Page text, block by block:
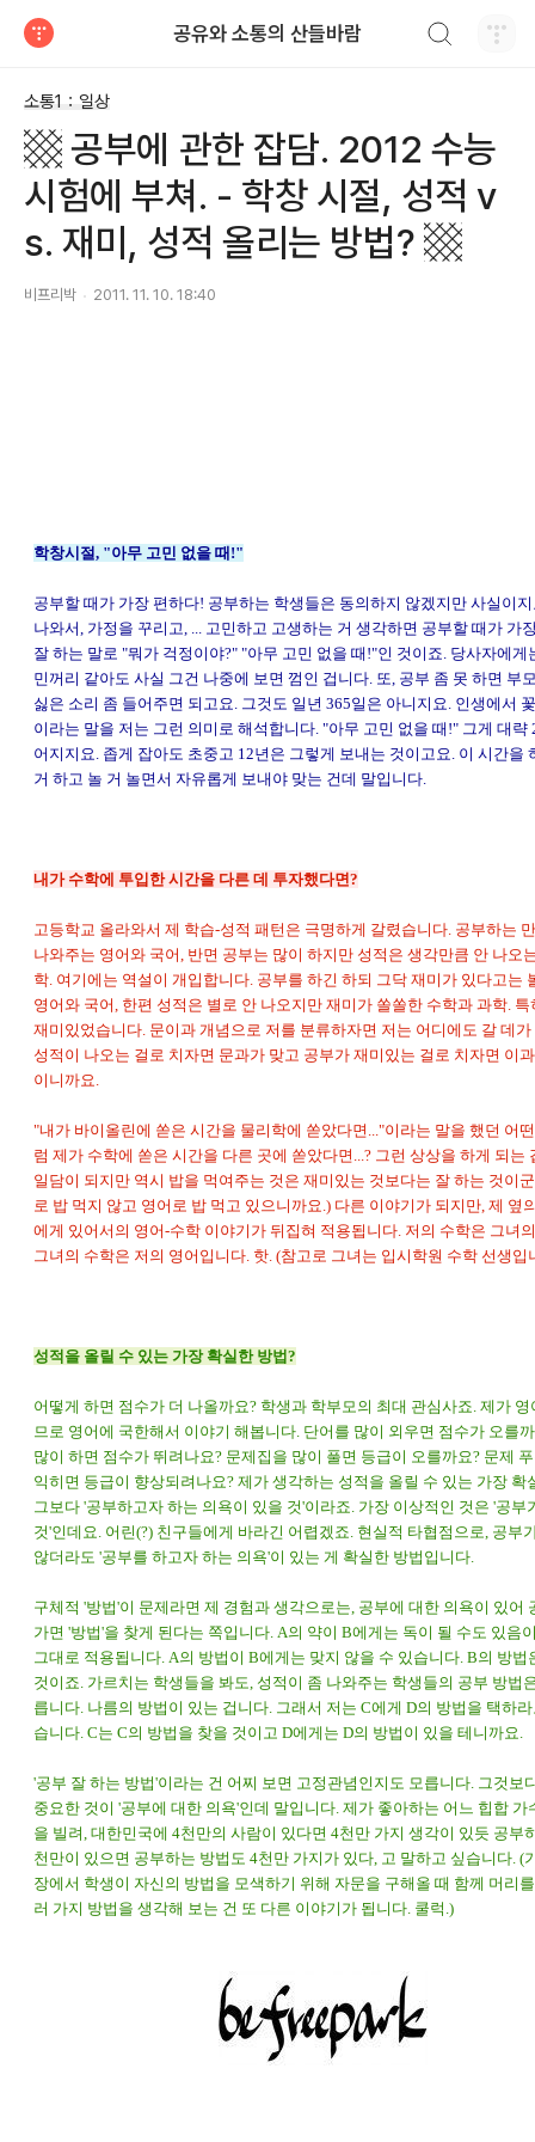
공유와 소통의 산들바람
소통1：일상
▩ 공부에 관한 잡담. 2012 수능
시험에 부쳐. - 학창 시절, 성적 v
s. 재미, 성적 올리는 방법? ▩
비프리박 2011. 11. 10. 18:40
학창시절, "아무 고민 없을 때!"
공부할 때가 가장 편하다! 공부하는 학생들은 동의하지 않겠지만 사실이
나와서, 가정을 꾸리고, ... 고민하고 고생하는 거 생각하면 공부할 때가 가
잘 하는 말로 "뭐가 걱정이야?" "아무 고민 없을 때!"인 것이죠. 당사자에게
민꺼리 같아도 사실 그건 나중에 보면 껌인 겁니다. 또, 공부 좀 못 하면 부
싫은 소리 좀 들어주면 되고요. 그것도 일년 365일은 아니지요. 인생에서
이라는 말을 저는 그런 의미로 해석합니다. "아무 고민 없을 때!" 그게 대략
어지지요. 좁게 잡아도 초중고 12년은 그렇게 보내는 것이고요. 이 시간을
거 하고 놀 거 놀면서 자유롭게 보내야 맞는 건데 말입니다.
내가 수학에 투입한 시간을 다른 데 투자했다면?
고등학교 올라와서 제 학습-성적 패턴은 극명하게 갈렸습니다. 공부하는
나와주는 영어와 국어, 반면 공부는 많이 하지만 성적은 생각만큼 안 나오
학. 여기에는 역설이 개입합니다. 공부를 하긴 하되 그닥 재미가 있다고는
영어와 국어, 한편 성적은 별로 안 나오지만 재미가 쏠쏠한 수학과 과학. 특
재미있었습니다. 문이과 개념으로 저를 분류하자면 저는 어디에도 갈 데
성적이 나오는 걸로 치자면 문과가 맞고 공부가 재미있는 걸로 치자면 이
이니까요.
"내가 바이올린에 쏟은 시간을 물리학에 쏟았다면..."이라는 말을 했던 어
럼 제가 수학에 쏟은 시간을 다른 곳에 쏟았다면...? 그런 상상을 하게 되는
일담이 되지만 역시 밥을 먹여주는 것은 재미있는 것보다는 잘 하는 것이
로 밥 먹지 않고 영어로 밥 먹고 있으니까요.) 다른 이야기가 되지만, 제 옆
에게 있어서의 영어-수학 이야기가 뒤집혀 적용됩니다. 저의 수학은 그녀
그녀의 수학은 저의 영어입니다. 핫. (참고로 그녀는 입시학원 수학 선생입
성적을 올릴 수 있는 가장 확실한 방법?
어떻게 하면 점수가 더 나올까요? 학생과 학부모의 최대 관심사죠. 제가
므로 영어에 국한해서 이야기 해봅니다. 단어를 많이 외우면 점수가 오를
많이 하면 점수가 뛰려나요? 문제집을 많이 풀면 등급이 오를까요? 문제
익히면 등급이 향상되려나요? 제가 생각하는 성적을 올릴 수 있는 가장 확
그보다 '공부하고자 하는 의욕이 있을 것'이라죠. 가장 이상적인 것은 '공부
것'인데요. 어린(?) 친구들에게 바라긴 어렵겠죠. 현실적 타협점으로, 공부
않더라도 '공부를 하고자 하는 의욕'이 있는 게 확실한 방법입니다.
구체적 '방법'이 문제라면 제 경험과 생각으로는, 공부에 대한 의욕이 있어
가면 '방법'을 찾게 된다는 쪽입니다. A의 약이 B에게는 독이 될 수도 있음
그대로 적용됩니다. A의 방법이 B에게는 맞지 않을 수 있습니다. B의 방법
것이죠. 가르치는 학생들을 봐도, 성적이 좀 나와주는 학생들의 공부 방법
릅니다. 나름의 방법이 있는 겁니다. 그래서 저는 C에게 D의 방법을 택하
습니다. C는 C의 방법을 찾을 것이고 D에게는 D의 방법이 있을 테니까요.
'공부 잘 하는 방법'이라는 건 어찌 보면 고정관념인지도 모릅니다. 그것보
중요한 것이 '공부에 대한 의욕'인데 말입니다. 제가 좋아하는 어느 힙합 가
을 빌려, 대한민국에 4천만의 사람이 있다면 4천만 가지 생각이 있듯 공부
천만이 있으면 공부하는 방법도 4천만 가지가 있다, 고 말하고 싶습니다. (
장에서 학생이 자신의 방법을 모색하기 위해 자문을 구해올 때 함께 머리
러 가지 방법을 생각해 보는 건 또 다른 이야기가 됩니다. 쿨럭.)